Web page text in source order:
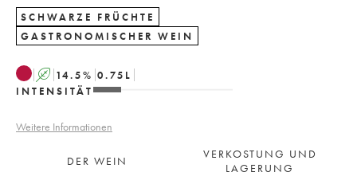
SCHWARZE FRÜCHTE
GASTRONOMISCHER WEIN
A 14.5% 0.75 L
INTENSITÄT
Weitere Informationen
DER WEIN
VERKOSTUNG UND
LAGERUNG